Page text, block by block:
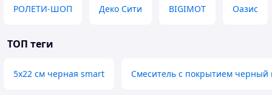
РОЛЕТИ-ШОП Деко Сити BIGIMOT Оазис
ТОП теги
5х22 см черная smart Смеситель с покрытием черный